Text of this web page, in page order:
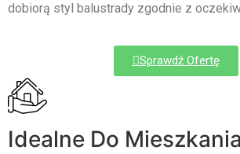
dobiorą styl balustrady zgodnie z
Sprawdź Ofertę
Idealne Do Mieszkania